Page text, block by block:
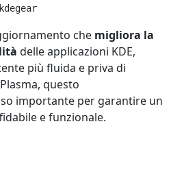
che migliora la
delle applicazioni KDE,
più fluida e priva di
questo
importante per garantire un
e funzionale.